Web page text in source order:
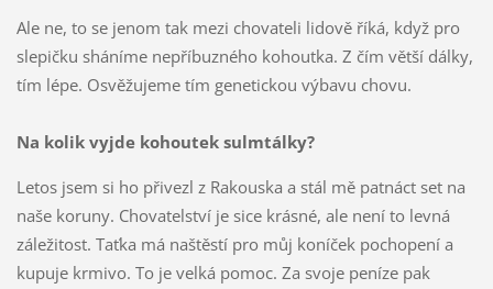
Ale ne, to se jenom tak mezi chovateli lidově říká, když pro
slepičku sháníme nepříbuzného kohoutka. Z čím větší dálky,
tím lépe. Osvěžujeme tím genetickou výbavu chovu.
Na kolik vyjde kohoutek sulmtálky?
Letos jsem si ho přivezl z Rakouska a stál mě patnáct set na
naše koruny. Chovatelství je sice krásné, ale není to levná
záležitost. Taťka má naštěstí pro můj koníček pochopení a
kupuje krmivo. To je velká pomoc. Za svoje peníze pak